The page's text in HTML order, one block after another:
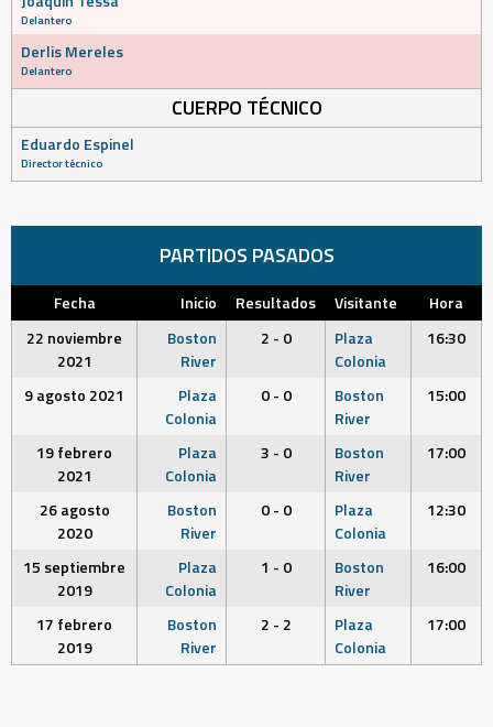
Delantero
Derlis Mereles
Delantero
CUERPO TÉCNICO
Eduardo Espinel
Director técnico
PARTIDOS PASADOS
Fecha Inicio Resultados Visitante
Hora
22 noviembre
2021
Boston
River
2 - 0
Plaza
Colonia
16:30
9 agosto 2021
Plaza
Colonia
0 - 0
Boston
River
15:00
19 febrero
2021
Plaza
Colonia
3 - 0
Boston
River
17:00
26 agosto
2020
Boston
River
0 - 0
Plaza
Colonia
12:30
15 septiembre
2019
Plaza
Colonia
1 - 0
Boston
River
16:00
17 febrero
2019
Boston
River
2 - 2
Plaza
Colonia
17:00